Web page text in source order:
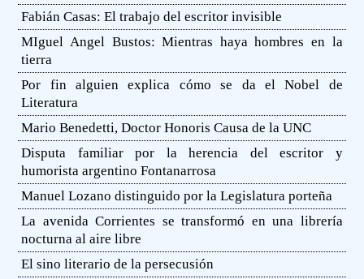
Fabián Casas: El trabajo del escritor invisible
MIguel Angel Bustos: Mientras haya hombres en la
tierra
Por fin alguien explica cómo se da el Nobel de
Literatura
Mario Benedetti, Doctor Honoris Causa de la UNC
Disputa familiar por la herencia del escritor y
humorista argentino Fontanarrosa
Manuel Lozano distinguido por la Legislatura porteña
La avenida Corrientes se transformó en una librería
nocturna al aire libre
El sino literario de la persecusión